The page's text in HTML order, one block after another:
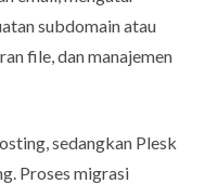
subdomain atau
file, dan manajemen
sedangkan Plesk
Proses migrasi